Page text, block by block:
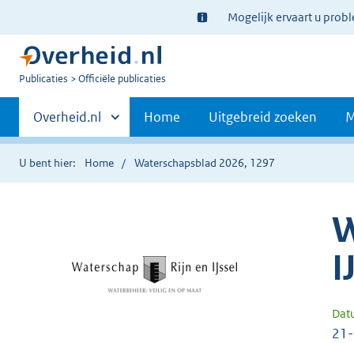
Ter
informatie:
Mogelijk ervaart u
U
Publicaties Officiële publicaties
Primaire
navigatie
Andere
sites
binnen
Overheid.nl Home Uitgebreid zoeken
U bent hier: Home Waterschapsblad 2026, 1297